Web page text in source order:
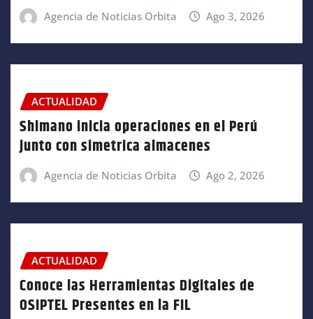
Agencia de Noticias Orbita Ago 3, 2026
ACTUALIDAD
Shimano inicia operaciones en el Perú
junto con simetrica almacenes
Agencia de Noticias Orbita Ago 2, 2026
ACTUALIDAD
Conoce las Herramientas Digitales de
OSIPTEL Presentes en la FIL